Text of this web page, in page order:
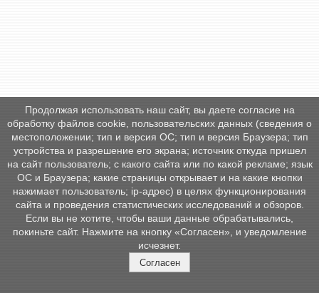
Продолжая использовать наш сайт, вы даете согласие на
обработку файлов cookie, пользовательских данных (сведения о
местоположении; тип и версия ОС; тип и версия Браузера; тип
устройства и разрешение его экрана; источник откуда пришел
на сайт пользователь; с какого сайта или по какой рекламе; язык
ОС и Браузера; какие страницы открывает и на какие кнопки
нажимает пользователь; ip-адрес) в целях функционирования
сайта и проведения статистических исследований и обзоров.
Если вы не хотите, чтобы ваши данные обрабатывались,
покиньте сайт. Нажмите на кнопку «Согласен», и уведомление
исчезнет.
Согласен